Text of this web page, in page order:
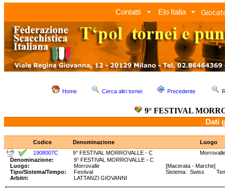
Contatti Elo Italia
Home Cerca altri tornei Precedente
9° FESTIVAL
Dati
Codice Denominazione
Luogo
1908007C
9° FESTIVAL MORROVALLE - C
Morrovalle
Denominazione:
9° FESTIVAL MORROVALLE - C
Luogo:
Morrovalle
[Macerata - Marche]
Tipo/Sistema/Tempo:
Festival
Sistema: Swiss
Arbitri:
LATTANZI GIOVANNI